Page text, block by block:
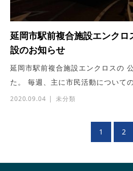
延岡市駅前複合施設エンクロ
設のお知らせ
延岡市駅前複合施設エンクロスの
た。 毎週、主に市民活動について
2020.09.04 未分類
1 2